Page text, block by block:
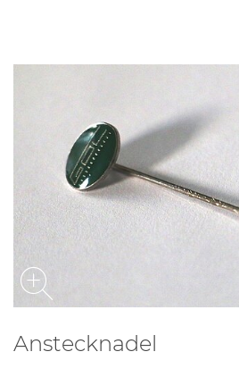
Anstecknadel